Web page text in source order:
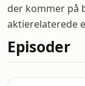
der kommer på
aktierelaterede
Episoder